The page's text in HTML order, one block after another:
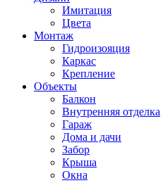
Имитация
Цвета
Монтаж
Гидроизояция
Каркас
Крепление
Объекты
Балкон
Внутренняя отделка
Гараж
Дома и дачи
Забор
Крыша
Окна